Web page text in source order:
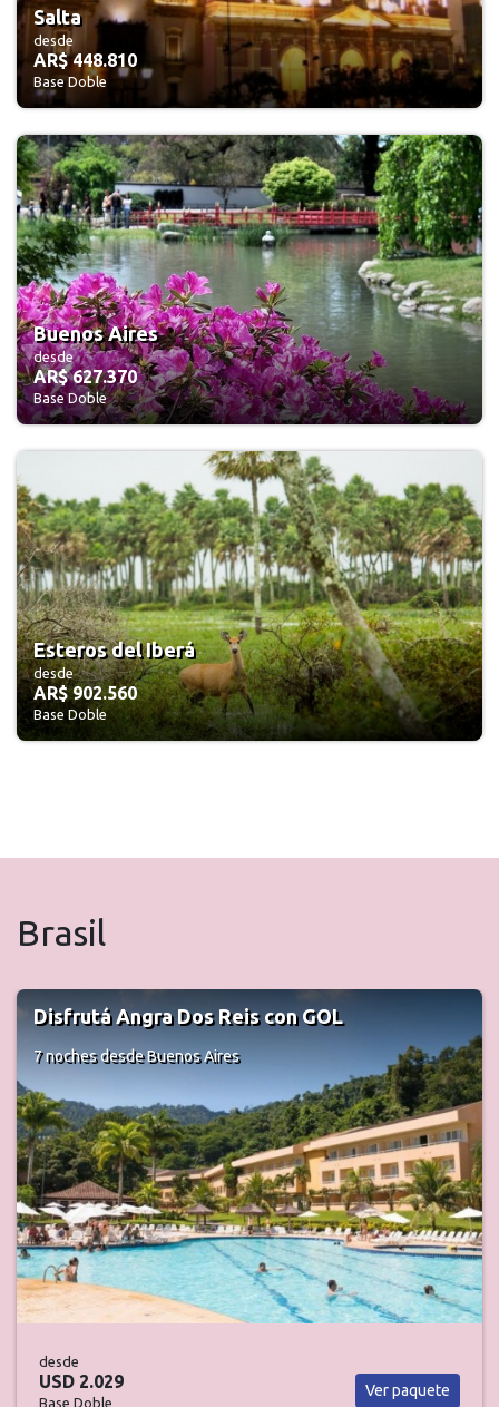
Salta
desde
AR$ 448.810
Base Doble
Buenos Aires
desde
AR$ 627.370
Base Doble
Esteros del Iberá
desde
AR$ 902.560
Base Doble
Brasil
Viví Salvador con SKY
7 nochesdesde Buenos Aires
desde
USD 1.242
Base Doble
Ver paquete